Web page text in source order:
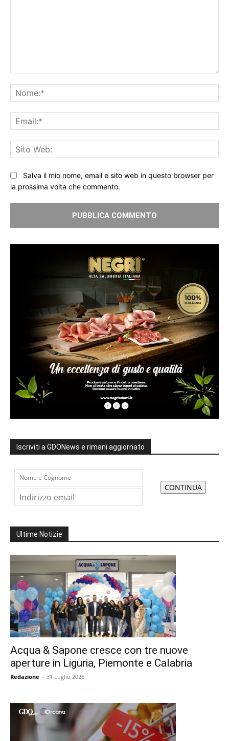
Salva il mio nome, email e sito web in questo browser per
la prossima volta che commento.
Iscriviti a GDONews e rimani aggiornato
Ultime Notizie
Acqua & Sapone cresce con tre nuove
aperture in Liguria, Piemonte e Calabria
Redazione - 31 Luglio 2026